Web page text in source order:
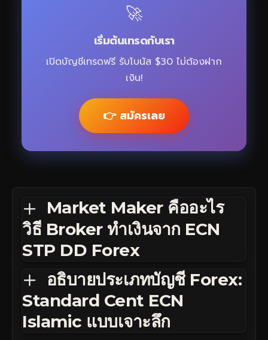
🚀
เริ่มต้นเทรดกับเรา
เปิดบัญชีเทรดฟรี รับโบนัส $30 ไม่ต้องฝาก
เงิน!
👉 สมัครเลย
Market Maker คืออะไร
วิธี Broker ทำเงินจาก ECN
STP DD Forex
อธิบายประเภทบัญชี Forex:
Standard Cent ECN
Islamic แบบเจาะลึก